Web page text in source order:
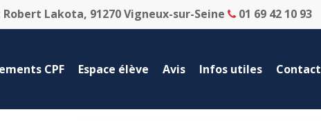
Lakota, 91270 Vigneux-sur-Seine 01 69 42 10 93
CPF Espace élève Avis Infos utiles Contact